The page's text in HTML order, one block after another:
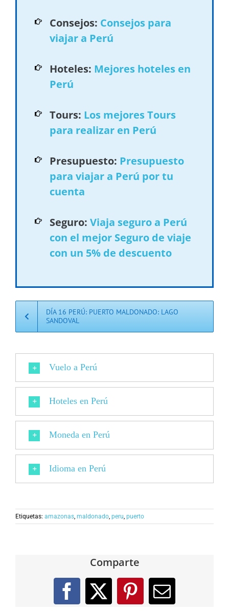
Consejos: Consejos para
viajar a Perú
Hoteles: Mejores hoteles en
Perú
Tours: Los mejores Tours
para realizar en Perú
Presupuesto: Presupuesto
para viajar a Perú por tu
cuenta
Seguro: Viaja seguro a Perú
con el mejor Seguro de viaje
con un 5% de descuento
DÍA 16 PERÚ: PUERTO MALDONADO: LAGO
SANDOVAL
Vuelo a Perú
Hoteles en Perú
Moneda en Perú
Idioma en Perú
Etiquetas: amazonas maldonado peru puerto
Comparte
Facebook
X PinterestCorreo